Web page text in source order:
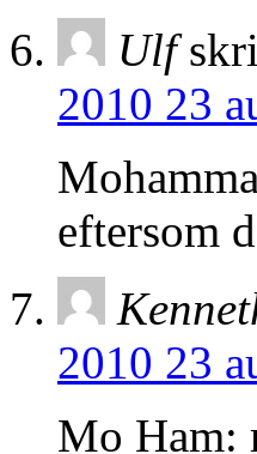
Ulf
2010 23
eftersom
2010 23
Mo Ham: